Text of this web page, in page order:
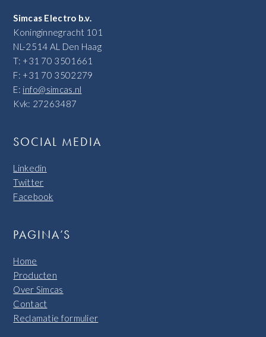
Simcas Electro b.v.
Koninginnegracht 101
NL-2514 AL Den Haag
T: +31 70 3501661
F: +31 70 3502279
E: info@simcas.nl
Kvk: 27263487
SOCIAL MEDIA
Linkedin
Twitter
Facebook
PAGINA’S
Home
Producten
Over Simcas
Contact
Reclamatie formulier